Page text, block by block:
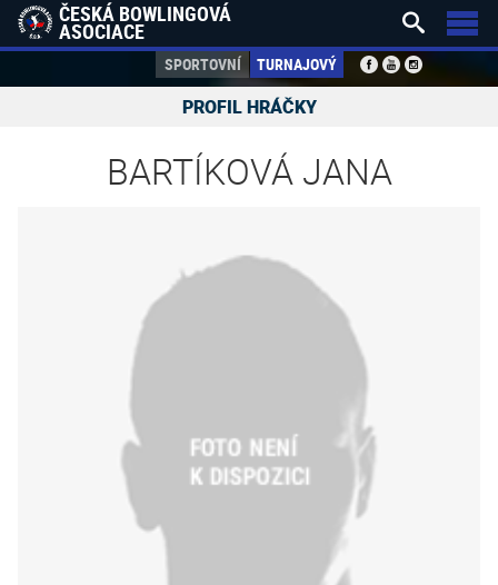
ČESKÁ BOWLINGOVÁ
ASOCIACE
SPORTOVNÍ TURNAJOVÝ
 
PROFIL HRÁČKY
BARTÍKOVÁ JANA